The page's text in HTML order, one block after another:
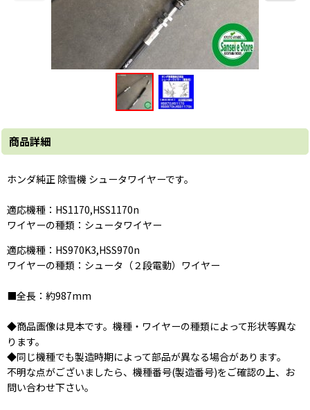
商品詳細
ホンダ純正 除雪機 シュータワイヤーです。
適応機種：HS1170,HSS1170n
ワイヤーの種類：シュータワイヤー
適応機種：HS970K3,HSS970n
ワイヤーの種類：シュータ（２段電動）ワイヤー
■全長：約987mm
◆商品画像は見本です。機種・ワイヤーの種類によって形状等異な
ります。
◆同じ機種でも製造時期によって部品が異なる場合があります。
不明な点がございましたら、機種番号(製造番号)をご確認の上、お
問い合わせ下さい。